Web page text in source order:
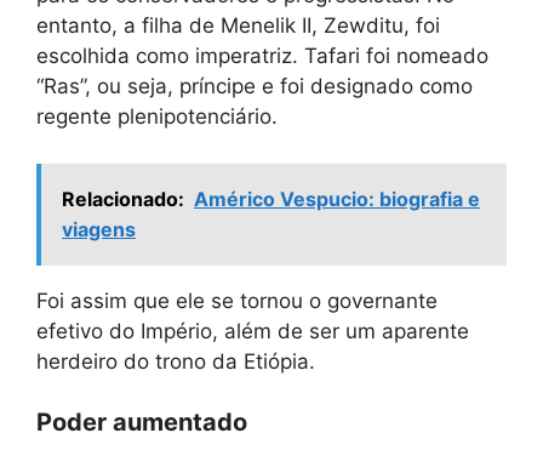
entanto, a filha de Menelik II, Zewditu, foi
escolhida como imperatriz. Tafari foi nomeado
“Ras”, ou seja, príncipe e foi designado como
regente plenipotenciário.
Relacionado: Américo Vespucio: biografia e
viagens
Foi assim que ele se tornou o governante
efetivo do Império, além de ser um aparente
herdeiro do trono da Etiópia.
Poder aumentado